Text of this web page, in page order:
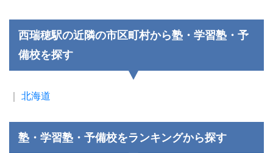
西瑞穂駅の近隣の市区町村から塾・学習塾・予
備校を探す
北海道
塾・学習塾・予備校をランキングから探す